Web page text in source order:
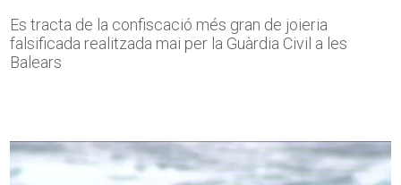
Es tracta de la confiscació més gran de joieria
falsificada realitzada mai per la Guàrdia Civil a les
Balears